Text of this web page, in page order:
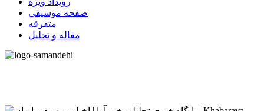
صفحه موسیقی
متفرقه
مقاله و تحلیل